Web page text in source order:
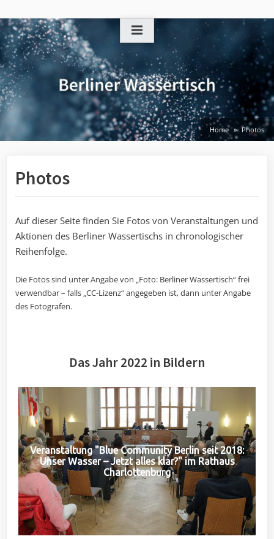
to
content
Home Photos
Photos
Auf dieser Seite finden Sie Fotos von Veranstaltungen und
Aktionen des Berliner Wassertischs in chronologischer
Reihenfolge.
Die Fotos sind unter Angabe von „Foto: Berliner Wassertisch“ frei
verwendbar – falls „CC-Lizenz“ angegeben ist, dann unter Angabe
des Fotografen.
Das Jahr 2022 in Bildern
Veranstaltung "Blue Community Berlin seit 2018:
Unser Wasser – Jetzt alles klar?" im Rathaus
Charlottenburg